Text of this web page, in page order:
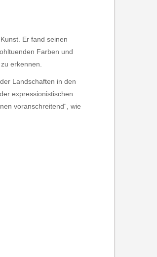
Er fand seinen
Farben und
erkennen.
Landschaften in den
expressionistischen
voranschreitend“, wie